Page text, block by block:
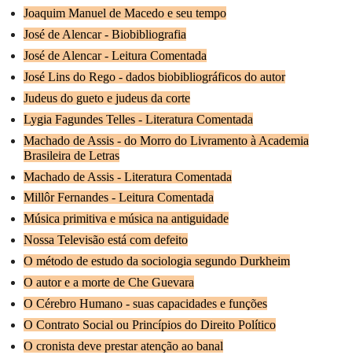
Joaquim Manuel de Macedo e seu tempo
José de Alencar - Biobibliografia
José de Alencar - Leitura Comentada
José Lins do Rego - dados biobibliográficos do autor
Judeus do gueto e judeus da corte
Lygia Fagundes Telles - Literatura Comentada
Machado de Assis - do Morro do Livramento à Academia
Brasileira de Letras
Machado de Assis - Literatura Comentada
Millôr Fernandes - Leitura Comentada
Música primitiva e música na antiguidade
Nossa Televisão está com defeito
O método de estudo da sociologia segundo Durkheim
O autor e a morte de Che Guevara
O Cérebro Humano - suas capacidades e funções
O Contrato Social ou Princípios do Direito Político
O cronista deve prestar atenção ao banal